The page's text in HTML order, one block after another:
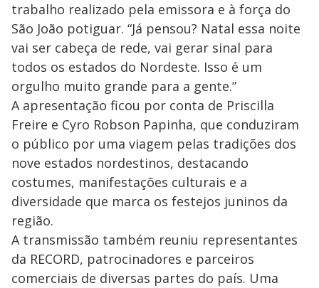
trabalho realizado pela emissora e à força do
São João potiguar. “Já pensou? Natal essa noite
vai ser cabeça de rede, vai gerar sinal para
todos os estados do Nordeste. Isso é um
orgulho muito grande para a gente.”
A apresentação ficou por conta de Priscilla
Freire e Cyro Robson Papinha, que conduziram
o público por uma viagem pelas tradições dos
nove estados nordestinos, destacando
costumes, manifestações culturais e a
diversidade que marca os festejos juninos da
região.
A transmissão também reuniu representantes
da RECORD, patrocinadores e parceiros
comerciais de diversas partes do país. Uma